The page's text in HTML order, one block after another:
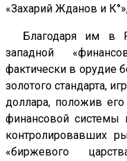
«Захарий Жданов и
Благодаря им в
западной
фактически в орудие
золотого стандарта,
доллара, положив
финансовой системы
контролировавших
«биржевого